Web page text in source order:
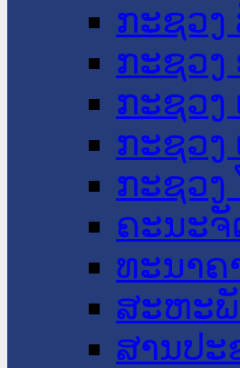
ກະຊວງ
ກະຊວງ
ກະຊວງ
ກະຊວງ
ກະຊວງ
ຄະນະຈັ
ທະນາຄ
ສະຫະພັ
ສານປະ